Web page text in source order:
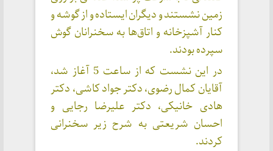
زمین نشستند و دیگران ایستاده و از گوشه و
کنار آشپزخانه و اتاق‌ها به سخنرانان گوش
سپرده بودند.
در این نشست که از ساعت 5 آغاز شد،
آقایان کمال رضوی، دکتر جواد کاشی، دکتر
هادی خانیکی، دکتر علیرضا رجایی و
احسان شریعتی به شرح زیر سخنرانی
کردند.